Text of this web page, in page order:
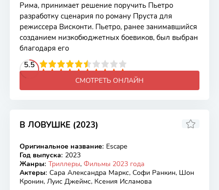
Рима, принимает решение поручить Пьетро
разработку сценария по роману Пруста для
режиссера Висконти. Пьетро, ранее занимавшийся
созданием низкобюджетных боевиков, был выбран
благодаря его
5.5
4 5 6 7 8 9 10
СМОТРЕТЬ ОНЛАЙН
В ЛОВУШКЕ (2023)
BDRip
6.04
Оригинальное название: Escape
Год выпуска: 2023
Жанры: Триллеры, Фильмы 2023 года
Актеры: Сара Александра Маркс, Софи Ранкин, Шон
Кронин, Луис Джеймс, Ксения Исламова